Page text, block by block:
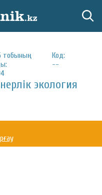
тобының
Код:
--
экология